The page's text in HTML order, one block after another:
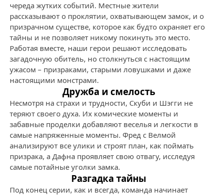
череда жутких событий. Местные жители
рассказывают о проклятии, охватывающем замок, и о
призрачном существе, которое как будто охраняет его
тайны и не позволяет никому покинуть это место.
Работая вместе, наши герои решают исследовать
загадочную обитель, но столкнуться с настоящим
ужасом – призраками, старыми ловушками и даже
настоящими монстрами.
Дружба и смелость
Несмотря на страхи и трудности, Скуби и Шэгги не
теряют своего духа. Их комические моменты и
забавные проделки добавляют веселья и легкости в
самые напряженные моменты. Фред с Велмой
анализируют все улики и строят план, как поймать
призрака, а Дафна проявляет свою отвагу, исследуя
самые потайные уголки замка.
Разгадка тайны
Под конец серии, как и всегда, команда начинает